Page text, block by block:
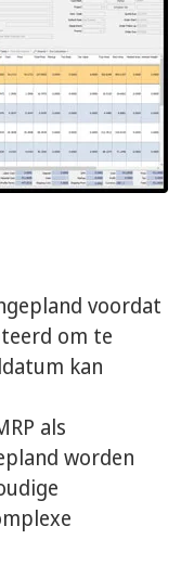
voordat
om te
kan
als
worden